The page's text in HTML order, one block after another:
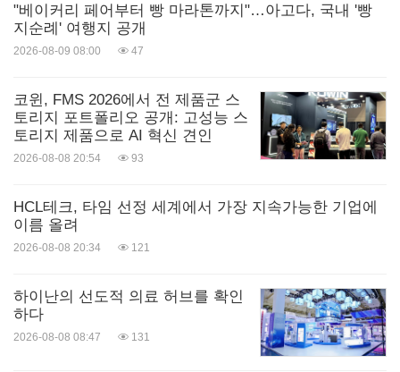
"베이커리 페어부터 빵 마라톤까지"…아고다, 국내 '빵
지순례' 여행지 공개
2026-08-09 08:00 47
코윈, FMS 2026에서 전 제품군 스
토리지 포트폴리오 공개: 고성능 스
토리지 제품으로 AI 혁신 견인
2026-08-08 20:54 93
HCL테크, 타임 선정 세계에서 가장 지속가능한 기업에
이름 올려
2026-08-08 20:34 121
하이난의 선도적 의료 허브를 확인
하다
2026-08-08 08:47 131